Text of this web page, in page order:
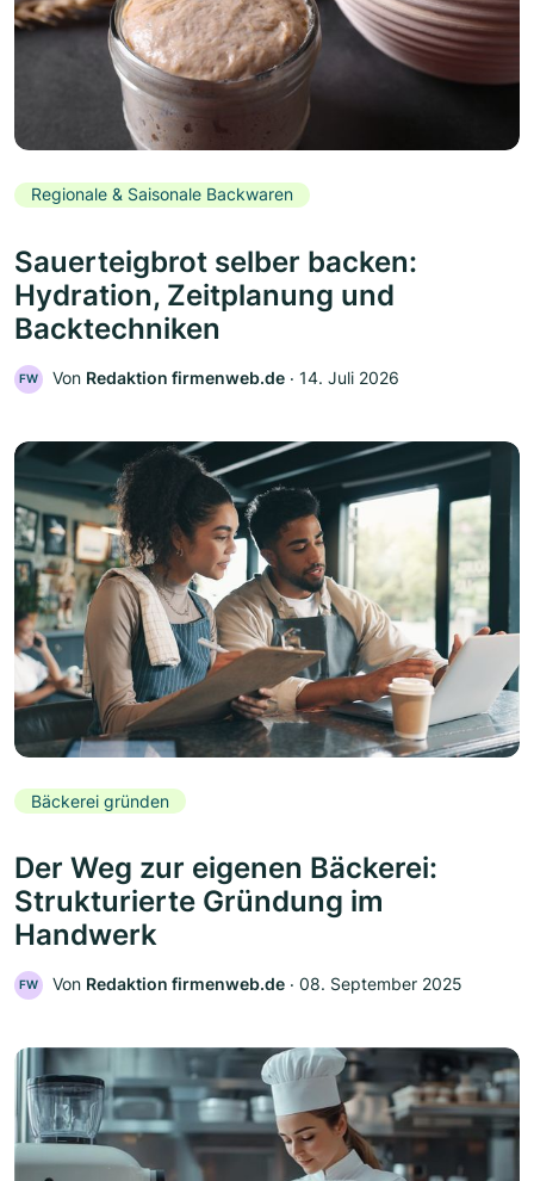
Regionale & Saisonale Backwaren
Sauerteigbrot selber backen:
Hydration, Zeitplanung und
Backtechniken
FW Von Redaktion firmenweb.de ‧ 14. Juli 2026
Bäckerei gründen
Der Weg zur eigenen Bäckerei:
Strukturierte Gründung im
Handwerk
FW Von Redaktion firmenweb.de ‧ 08. September 2025